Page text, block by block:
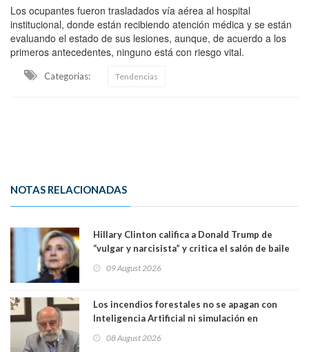
Los ocupantes fueron trasladados vía aérea al hospital
institucional, donde están recibiendo atención médica y se están
evaluando el estado de sus lesiones, aunque, de acuerdo a los
primeros antecedentes, ninguno está con riesgo vital.
Categorias: Tendencias
NOTAS RELACIONADAS
Hillary Clinton califica a Donald Trump de
“vulgar y narcisista” y critica el salón de baile
casa. Y la está destruyendo”
09 August 2026
Los incendios forestales no se apagan con
Inteligencia Artificial ni simulación en
Magister en Asentamientos Humanos PUC
08 August 2026